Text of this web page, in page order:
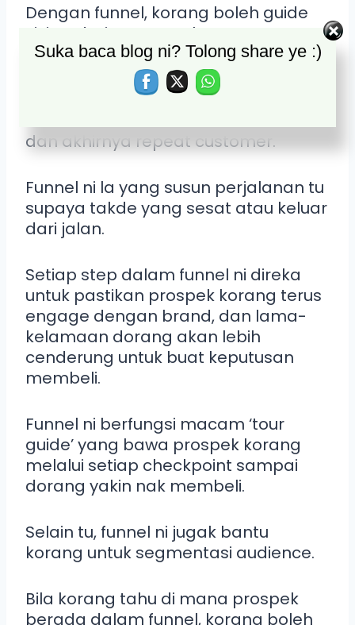
Dengan funnel, korang boleh guide
visitor dari satu step ke step
seterusnya sampai dorang betul-
betul jadi customer.
dan akhirnya repeat customer.
Funnel ni la yang susun perjalanan tu
supaya takde yang sesat atau keluar
dari jalan.
Setiap step dalam funnel ni direka
untuk pastikan prospek korang terus
engage dengan brand, dan lama-
kelamaan dorang akan lebih
cenderung untuk buat keputusan
membeli.
Funnel ni berfungsi macam ‘tour
guide’ yang bawa prospek korang
melalui setiap checkpoint sampai
dorang yakin nak membeli.
Selain tu, funnel ni jugak bantu
korang untuk segmentasi audience.
Bila korang tahu di mana prospek
berada dalam funnel, korang boleh
Suka baca blog ni? Tolong share ye :)